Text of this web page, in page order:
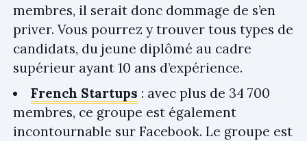
membres, il serait donc dommage de s’en
priver. Vous pourrez y trouver tous types de
candidats, du jeune diplômé au cadre
supérieur ayant 10 ans d’expérience.
French Startups : avec plus de 34 700
membres, ce groupe est également
incontournable sur Facebook. Le groupe est